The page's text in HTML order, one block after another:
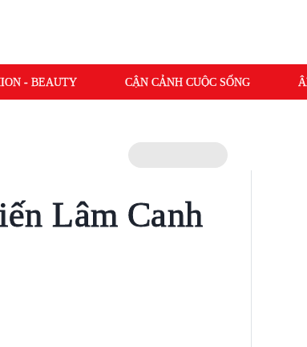
- BEAUTY CẬN CẢNH CUỘC SỐNG
Lâm Canh